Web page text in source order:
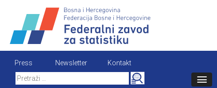
content
Press Newsletter
Kontakt
Search
for: